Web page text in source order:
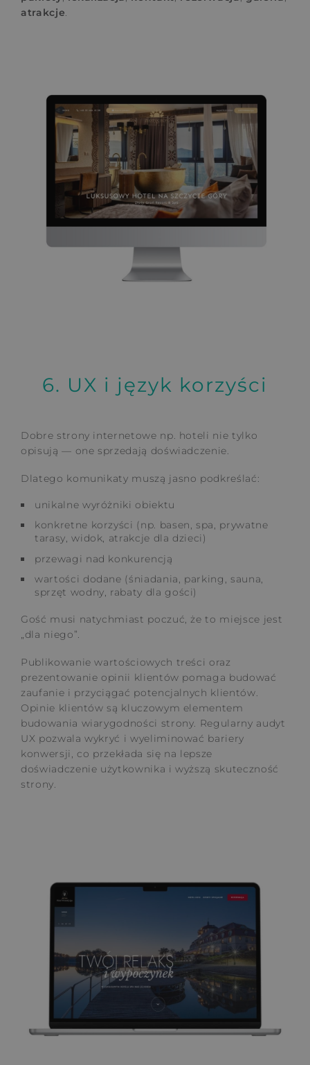
atrakcje.
6. UX i język korzyści
Dobre strony internetowe np. hoteli nie tylko
opisują — one sprzedają doświadczenie.
Dlatego komunikaty muszą jasno podkreślać:
unikalne wyróżniki obiektu
konkretne korzyści (np. basen, spa, prywatne
tarasy, widok, atrakcje dla dzieci)
przewagi nad konkurencją
wartości dodane (śniadania, parking, sauna,
sprzęt wodny, rabaty dla gości)
Gość musi natychmiast poczuć, że to miejsce jest
„dla niego”.
Publikowanie wartościowych treści oraz
prezentowanie opinii klientów pomaga budować
zaufanie i przyciągać potencjalnych klientów.
Opinie klientów są kluczowym elementem
budowania wiarygodności strony. Regularny audyt
UX pozwala wykryć i wyeliminować bariery
konwersji, co przekłada się na lepsze
doświadczenie użytkownika i wyższą skuteczność
strony.